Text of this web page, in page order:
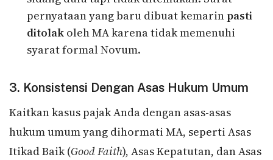
pernyataan yang baru dibuat kemarinpasti
ditolak oleh MA karena tidak memenuhi
syarat formal Novum.
3. Konsistensi Dengan Asas Hukum Umum
Kaitkan kasus pajak Anda dengan asas-asas
hukum umum yang dihormati MA, seperti Asas
Itikad Baik (Good Faith), Asas Kepatutan, dan Asas